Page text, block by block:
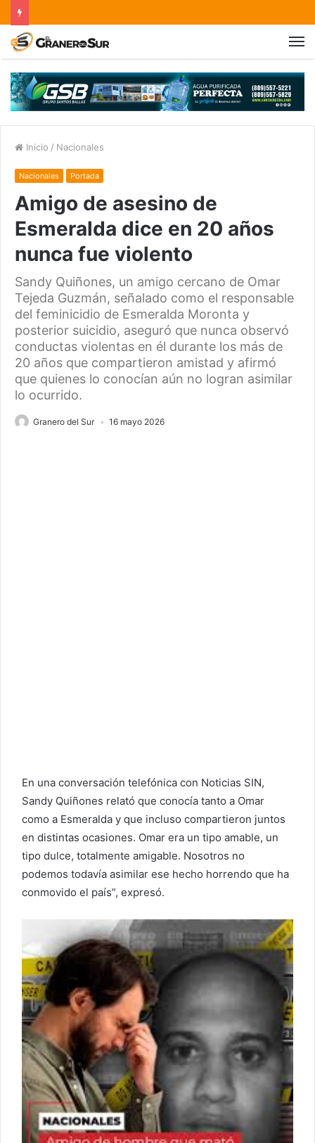
Inicio / Nacionales
Nacionales Portada
Amigo de asesino de
Esmeralda dice en 20 años
nunca fue violento
Sandy Quiñones, un amigo cercano de Omar
Tejeda Guzmán, señalado como el responsable
del feminicidio de Esmeralda Moronta y
posterior suicidio, aseguró que nunca observó
conductas violentas en él durante los más de
20 años que compartieron amistad y afirmó
que quienes lo conocían aún no logran asimilar
lo ocurrido.
Granero del Sur 16 mayo 2026
En una conversación telefónica con Noticias SIN,
Sandy Quiñones relató que conocía tanto a Omar
como a Esmeralda y que incluso compartieron juntos
en distintas ocasiones. Omar era un tipo amable, un
tipo dulce, totalmente amigable. Nosotros no
podemos todavía asimilar ese hecho horrendo que ha
conmovido el país”, expresó.